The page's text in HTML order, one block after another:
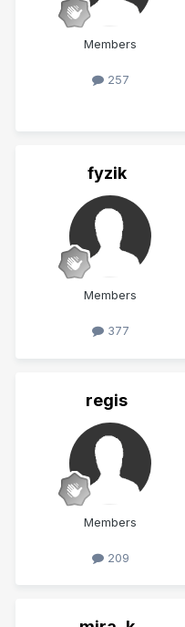
Members
257
fyzik
Members
377
regis
Members
209